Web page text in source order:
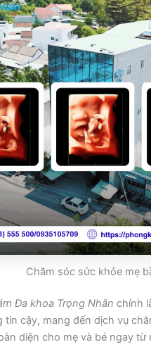
Chăm sóc sức khỏe mẹ
Đa khoa Trọng Nhân chính
tin cậy, mang đến dịch vụ
diện cho mẹ và bé ngay từ